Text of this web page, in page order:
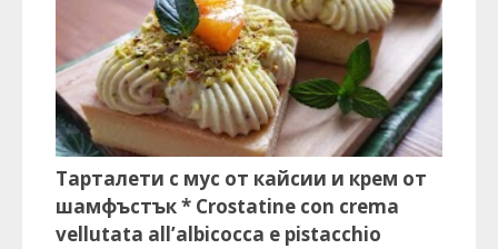
Тарталети с мус от кайсии и крем от
шамфъстък * Crostatine con crema
vellutata all’albicocca e pistacchio